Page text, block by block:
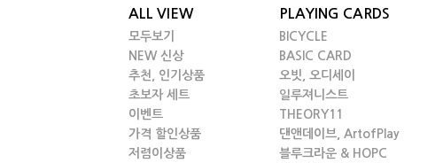
ALL VIEW
모두보기
NEW 신상
추천, 인기상품
초보자 세트
이벤트
가격 할인상품
저렴이상품
PLAYING CARDS
BICYCLE
BASIC CARD
오빗, 오디세이
일루져니스트
THEORY11
댄앤데이브, ArtofPlay
블루크라운 & HOPC